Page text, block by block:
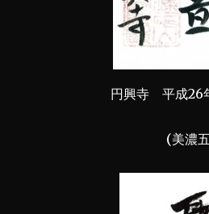
円興寺 平成26
(美濃